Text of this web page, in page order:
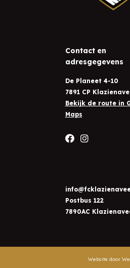
Contact en
adresgegevens
De Planeet 4-10
7891 CP
Bekijk de route in
Maps
Postbus 122
7890AC
Website door